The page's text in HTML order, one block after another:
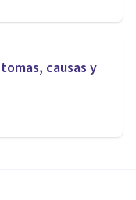
causas y